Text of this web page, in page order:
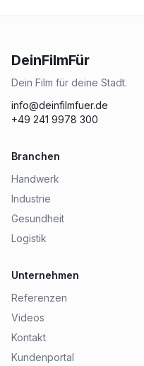
DeinFilmFür
Dein Film für deine Stadt.
info@deinfilmfuer.de
+49 241 9978 300
Branchen
Handwerk
Industrie
Gesundheit
Logistik
Unternehmen
Referenzen
Videos
Kontakt
Kundenportal